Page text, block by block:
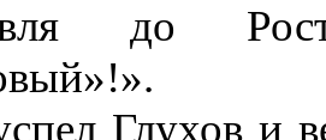
до
Глухов и